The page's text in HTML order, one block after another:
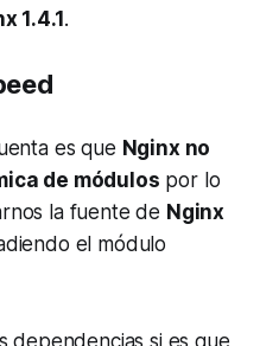
1.4.1.
es que Nginx no
de módulos por lo
la fuente de Nginx
el módulo
dependencias si es que